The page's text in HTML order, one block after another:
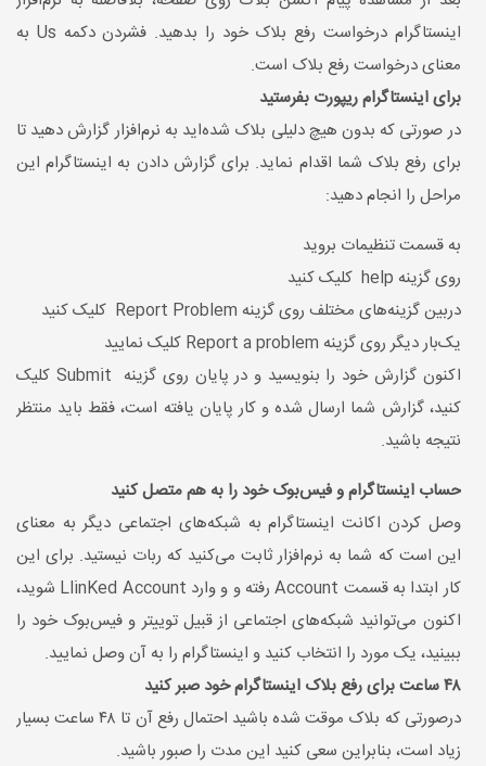
اینستاگرام درخواست رفع بلاک خود را بدهید. فشردن دکمه Us به
معنای درخواست رفع بلاک است.
برای اینستاگرام ریپورت بفرستید
در صورتی که بدون هیچ دلیلی بلاک شده‌اید به نرم‌افزار گزارش دهید تا
برای رفع بلاک شما اقدام نماید. برای گزارش دادن به اینستاگرام این
مراحل را انجام دهید:
به قسمت تنظیمات بروید
روی گزینه help کلیک کنید
دربین گزینه‌های مختلف روی گزینه Report Problem کلیک کنید
یک‌بار دیگر روی گزینه Report a problem کلیک نمایید
اکنون گزارش خود را بنویسید و در پایان روی گزینه Submit کلیک
کنید، گزارش شما ارسال شده و کار پایان یافته است، فقط باید منتظر
نتیجه باشید.
حساب اینستاگرام و فیس‌بوک خود را به هم متصل کنید
وصل کردن اکانت اینستاگرام به شبکه‌های اجتماعی دیگر به معنای
این است که شما به نرم‌افزار ثابت می‌کنید که ربات نیستید. برای این
کار ابتدا به قسمت Account رفته و و وارد LlinKed Account شوید،
اکنون می‌توانید شبکه‌های اجتماعی از قبیل توییتر و فیس‌بوک خود را
ببینید، یک مورد را انتخاب کنید و اینستاگرام را به آن وصل نمایید.
۴۸ ساعت برای رفع بلاک اینستاگرام خود صبر کنید
درصورتی که بلاک موقت شده باشید احتمال رفع آن تا ۴۸ ساعت بسیار
زیاد است، بنابراین سعی کنید این مدت را صبور باشید.